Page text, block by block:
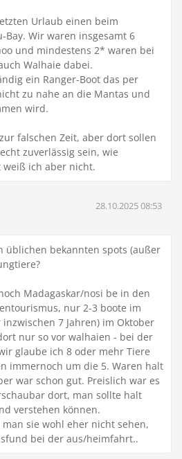
Urlaub einen beim
Wir waren insgesamt 6
und mindestens 2* waren bei
Walhaie dabei.
ein Ranger-Boot das per
zu nahe an die Mantas und
wird.
falschen Zeit, aber dort sollen
zuverlässig sein, wie
ich aber nicht.
28.10.2025 08:53
üblichen bekannten spots (außer
Madagaskar/nosi be in den
nur 2-3 boote im
7 Jahren) im Oktober
nur so vor walhaien - bei der
glaube ich 8 oder mehr Tiere
immernoch um die 5. Waren halt
war schon gut. Preislich war es
dort, man sollte halt
verstehen können.
sie wohl eher nicht sehen,
bei der aus/heimfahrt..